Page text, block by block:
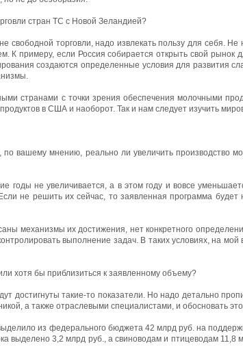
стран ТС с Новой Зеландией?
свободной торговли, надо извлекать пользу для себя. Не
К примеру, если Россия собирается открыть свой рынок
создаются определенные условия для развития
странами с точки зрения обеспечения молочными
в США и наоборот. Так и нам следует изучить
вашему мнению, реально ли увеличить производство
не увеличивается, а в этом году и вовсе
не решить их сейчас, то заявленная программа будет
механизмы их достижения, нет конкретного
выполнение задач. В таких условиях, на мой
хотя бы приблизиться к заявленному объему?
достигнуты такие-то показатели. Но надо детально
а также отраслевыми специалистами, и обосновать
из федерального бюджета 42 млрд руб. на
выделено 3,2 млрд руб., а свиноводам и птицеводам 11,8